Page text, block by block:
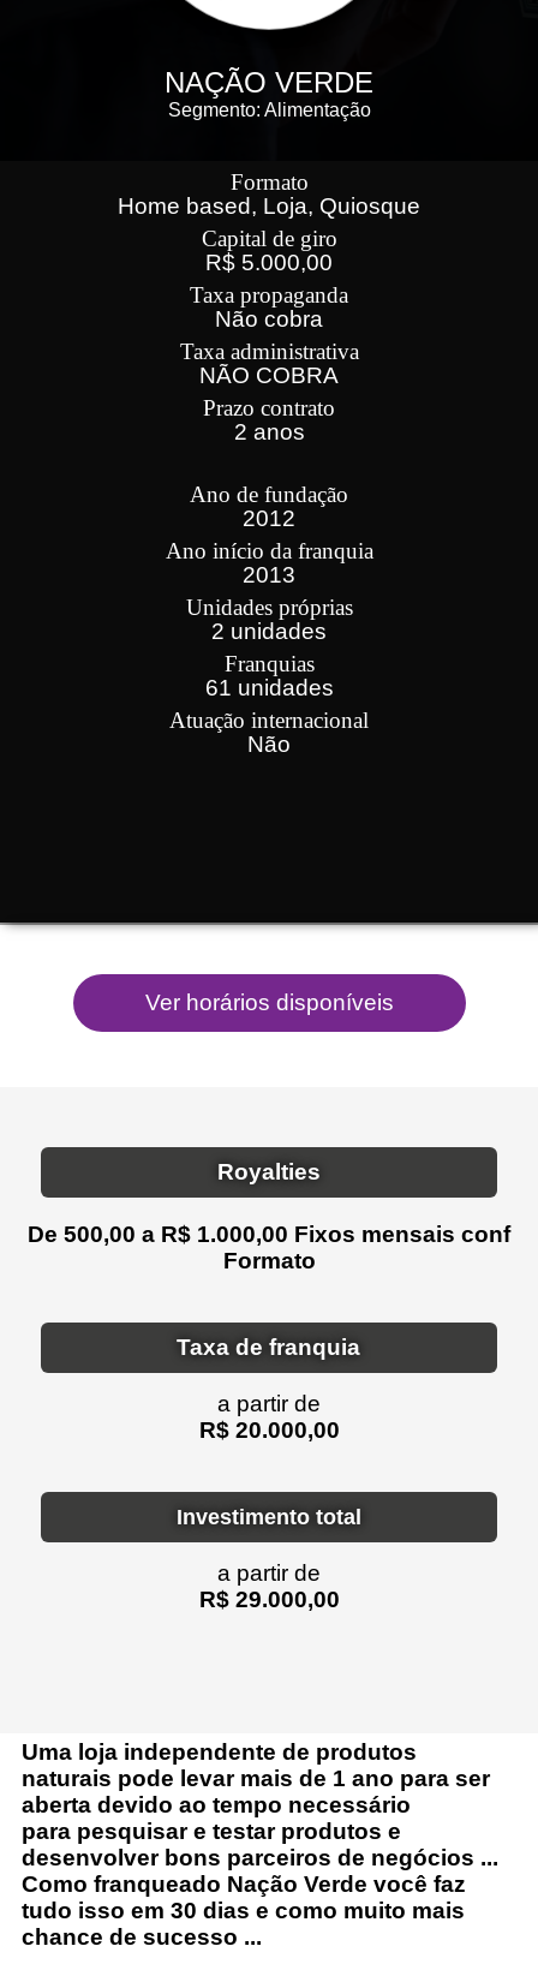
NAÇÃO VERDE
Segmento: Alimentação
Formato
Home based, Loja, Quiosque
Capital de giro
R$ 5.000,00
Taxa propaganda
Não cobra
Taxa administrativa
NÃO COBRA
Prazo contrato
2 anos
Ano de fundação
2012
Ano início da franquia
2013
Unidades próprias
2 unidades
Franquias
61 unidades
Atuação internacional
Não
Royalties
De 500,00 a R$ 1.000,00 Fixos mensais conf
Formato
Taxa de franquia
a partir de
R$ 20.000,00
Investimento total
a partir de
R$ 29.000,00
Uma loja independente de produtos
naturais pode levar mais de 1 ano para ser
aberta devido ao tempo necessário
para pesquisar e testar produtos e
desenvolver bons parceiros de negócios ...
Como franqueado Nação Verde você faz
tudo isso em 30 dias e como muito mais
chance de sucesso ...